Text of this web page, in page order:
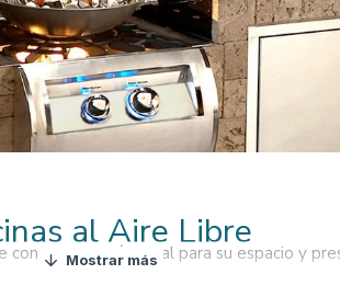
al Aire Libre
con una solución ideal para su espacio y